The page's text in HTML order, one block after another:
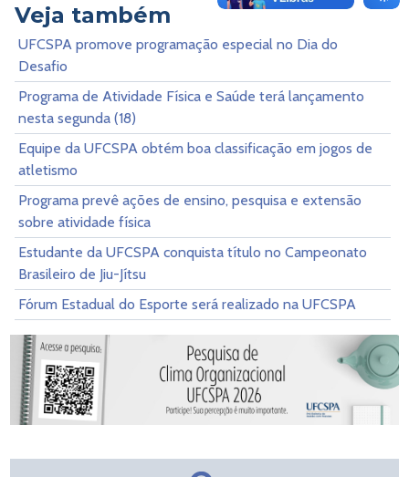
Veja também
UFCSPA promove programação especial no Dia do
Desafio
Programa de Atividade Física e Saúde terá lançamento
nesta segunda (18)
Equipe da UFCSPA obtém boa classificação em jogos de
atletismo
Programa prevê ações de ensino, pesquisa e extensão
sobre atividade física
Estudante da UFCSPA conquista título no Campeonato
Brasileiro de Jiu-Jítsu
Fórum Estadual do Esporte será realizado na UFCSPA